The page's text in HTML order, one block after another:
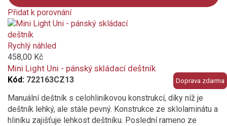
Přidat k porovnání
Product
is
added
to
compare
Doprava zdarma
Rychlý náhled
458,00 Kč
Mini Light Uni - pánský skládací deštník
Kód: 722163CZ13
Manuální deštník s celohliníkovou konstrukcí, díky níž je
deštník lehký, ale stále pevný. Konstrukce ze sklolaminátu a
hliníku zajišťuje lehkost deštníku. Poslední rameno ze